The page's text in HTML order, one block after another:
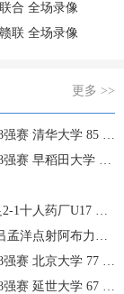
合 全场录像
联 全场录像
更多 >>
- 81 菲律宾大学 集锦
78 - 71 高丽大学 集锦
赵松源登场1分钟传射
米破门 将战A组第2
- 79 上海交通大学 集锦
67 - 72 政治大学 集锦